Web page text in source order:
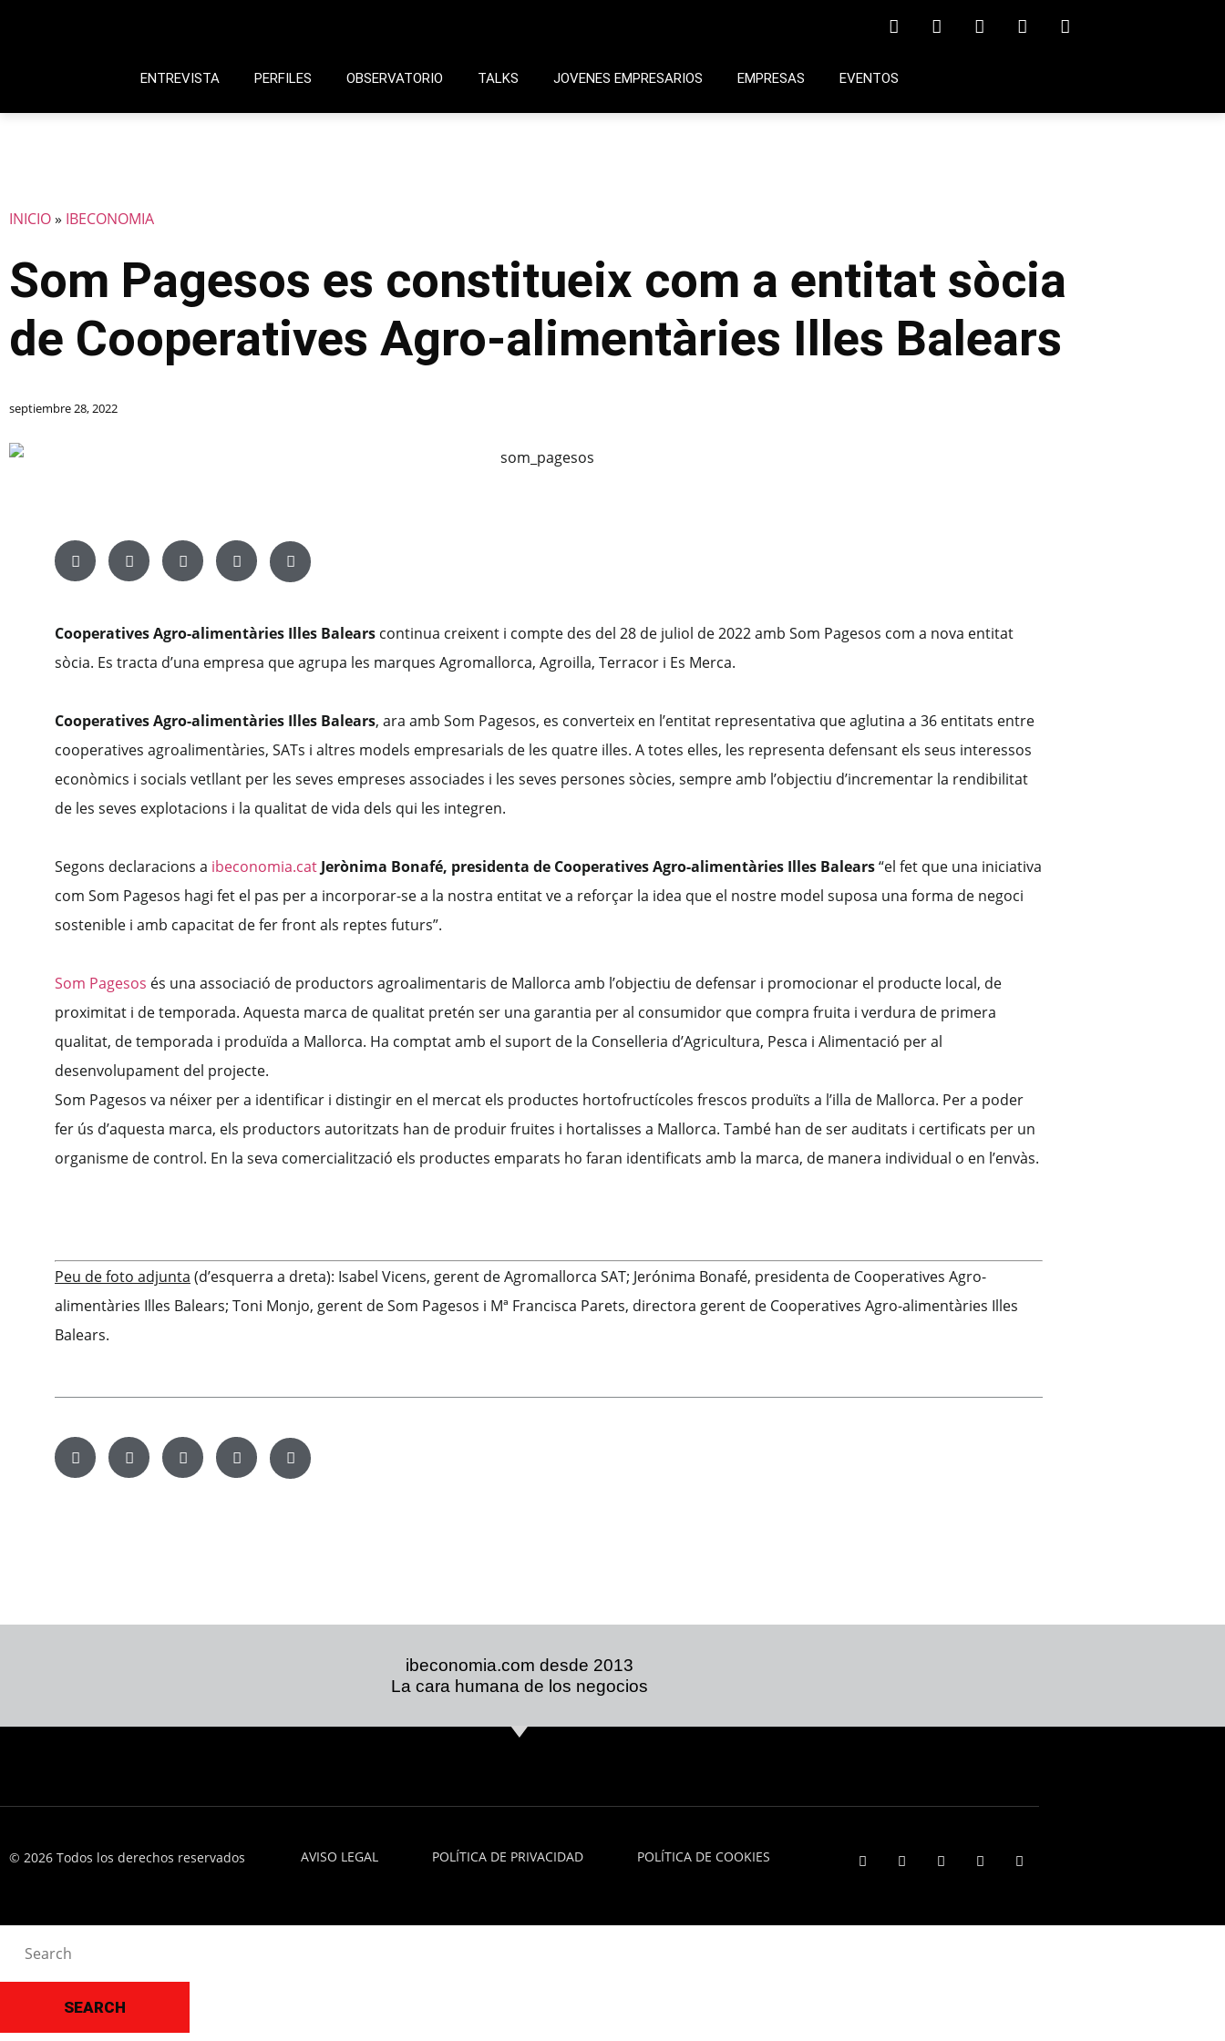
ENTREVISTA PERFILES OBSERVATORIO TALKS JOVENES EMPRESARIOS EMPRESAS EVENTOS
INICIO» IBECONOMIA
Som Pagesos es constitueix com a entitat sòcia
de Cooperatives Agro-alimentàries Illes Balears
septiembre 28, 2022
Cooperatives Agro-alimentàries Illes Balears continua creixent i compte des del 28 de juliol de 2022 amb Som Pagesos com a nova entitat
sòcia. Es tracta d’una empresa que agrupa les marques Agromallorca, Agroilla, Terracor i Es Merca.
Cooperatives Agro-alimentàries Illes Balears, ara amb Som Pagesos, es converteix en l’entitat representativa que aglutina a 36 entitats entre
cooperatives agroalimentàries, SATs i altres models empresarials de les quatre illes. A totes elles, les representa defensant els seus interessos
econòmics i socials vetllant per les seves empreses associades i les seves persones sòcies, sempre amb l’objectiu d’incrementar la rendibilitat
de les seves explotacions i la qualitat de vida dels qui les integren.
Segons declaracions a ibeconomia.cat Jerònima Bonafé, presidenta de Cooperatives Agro-alimentàries Illes Balears“el fet que una iniciativa
com Som Pagesos hagi fet el pas per a incorporar-se a la nostra entitat ve a reforçar la idea que el nostre model suposa una forma de negoci
sostenible i amb capacitat de fer front als reptes futurs”.
Som Pagesos és una associació de productors agroalimentaris de Mallorca amb l’objectiu de defensar i promocionar el producte local, de
proximitat i de temporada. Aquesta marca de qualitat pretén ser una garantia per al consumidor que compra fruita i verdura de primera
qualitat, de temporada i produïda a Mallorca. Ha comptat amb el suport de la Conselleria d’Agricultura, Pesca i Alimentació per al
desenvolupament del projecte.
Som Pagesos va néixer per a identificar i distingir en el mercat els productes hortofructícoles frescos produïts a l’illa de Mallorca. Per a poder
fer ús d’aquesta marca, els productors autoritzats han de produir fruites i hortalisses a Mallorca. També han de ser auditats i certificats per un
organisme de control. En la seva comercialització els productes emparats ho faran identificats amb la marca, de manera individual o en l’envàs.
Peu de foto adjunta (d’esquerra a dreta): Isabel Vicens, gerent de Agromallorca SAT; Jerónima Bonafé, presidenta de Cooperatives Agro-
alimentàries Illes Balears; Toni Monjo, gerent de Som Pagesos i Mª Francisca Parets, directora gerent de Cooperatives Agro-alimentàries Illes
Balears.
ibeconomia.com desde 2013
La cara humana de los negocios
© 2026 Todos los derechos reservados AVISO LEGAL POLÍTICA DE PRIVACIDAD POLÍTICA DE COOKIES
SEARCH